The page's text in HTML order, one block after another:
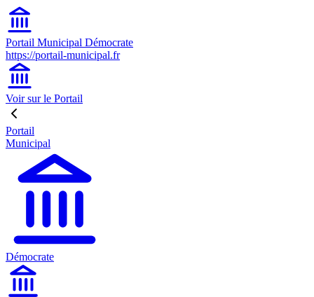
Portail Municipal Démocrate
https://portail-municipal.fr
Voir sur le Portail
Portail
Municipal
Démocrate